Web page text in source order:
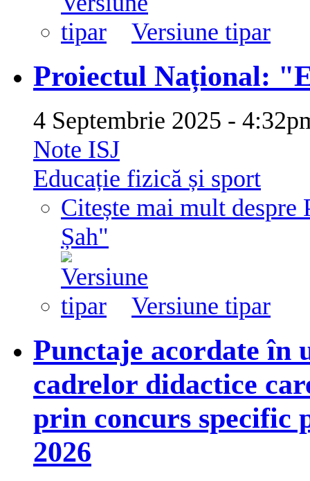
Versiune tipar
Proiectul Național:
4 Septembrie 2025 -
Note ISJ
Educație fizică și sport
Citește mai mult despre
Șah"
Versiune tipar
Punctaje acordate în
cadrelor didactice
prin concurs specific
2026